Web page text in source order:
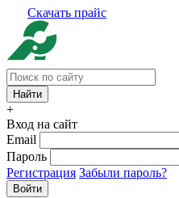
Скачать прайс
+
Вход на сайт
Email
Пароль
Регистрация Забыли пароль?
Войти